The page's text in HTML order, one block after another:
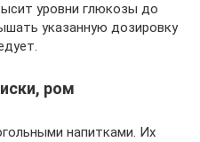
уровни глюкозы до
указанную дозировку
ром
напитками. Их